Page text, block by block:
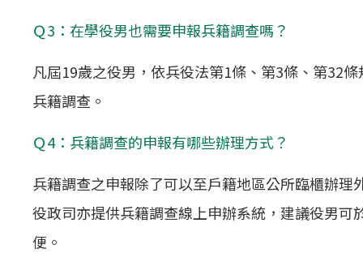
Ｑ3：在學役男也需要申報兵籍調查嗎？
凡屆19歲之役男，依兵役法第1條、第3條、第32
兵籍調查。
Ｑ4：兵籍調查的申報有哪些辦理方式？
兵籍調查之申報除了可以至戶籍地區公所臨櫃辦
役政司亦提供兵籍調查線上申辦系統，建議役男
便。